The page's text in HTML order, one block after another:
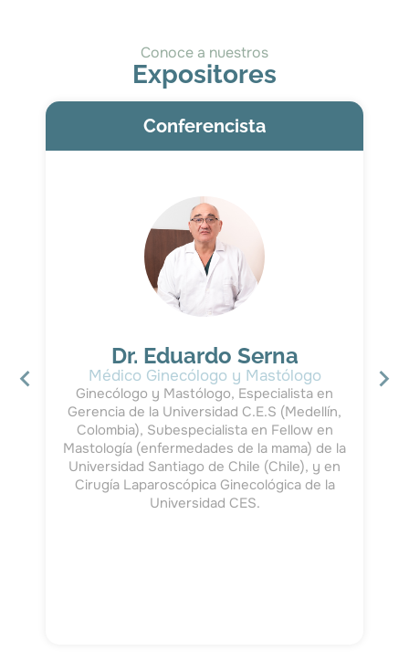
Conoce a nuestros
Expositores
Conferencista
Dr. Eduardo Serna
Médico Ginecólogo y Mastólogo
Ginecólogo y Mastólogo, Especialista en
Gerencia de la Universidad C.E.S (Medellín,
Colombia), Subespecialista en Fellow en
Mastología (enfermedades de la mama) de la
Universidad Santiago de Chile (Chile), y en
Cirugía Laparoscópica Ginecológica de la
Universidad CES.